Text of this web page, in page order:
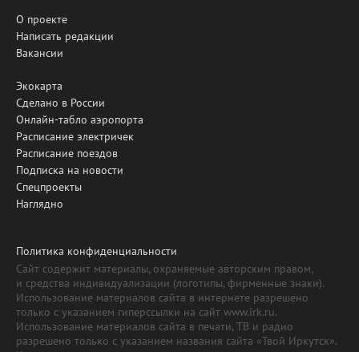
О проекте
Написать редакции
Вакансии
Экокарта
Сделано в России
Онлайн-табло аэропорта
Расписание электричек
Расписание поездов
Подписка на новости
Спецпроекты
Наглядно
Политика конфиденциальности
Сайт содержит материалы, охраняемые авторским правом,
и средства индивидуализации (логотипы, фирменные знаки).
Использование материалов сайта в интернете разрешено
только с указанием гиперссылки на сайт www.irk.ru.
Использование материалов сайта в печати, ТВ и радио
разрешено только с указанием названия сайта «Твой Иркутск».